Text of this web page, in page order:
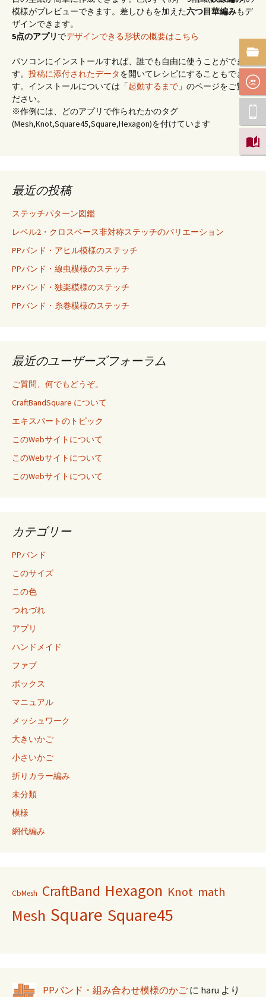
模様がプレビューできます。差しひもを加えた六つ目華編みもデ
ザインできます。
5点のアプリ でデザインできる形状の概要はこちら
パソコンにインストールすれば、誰でも自由に使うことができま
す。 投稿に添付されたデータを開いてレシピにすることもできま
す。インストールについては「起動するまで 」のページをご覧く
ださい。
※作例には、どのアプリで作られたかのタグ
(Mesh,Knot,Square45,Square,Hexagon)を付けています
最近の投稿
ステッチパターン図鑑
レベル2・クロスベース非対称ステッチのバリエーション
PPバンド・アヒル模様のステッチ
PPバンド・線虫模様のステッチ
PPバンド・独楽模様のステッチ
PPバンド・糸巻模様のステッチ
最近のユーザーズフォーラム
ご質問、何でもどうぞ。
CraftBandSquare について
エキスパートのトピック
このWebサイトについて
このWebサイトについて
このWebサイトについて
カテゴリー
PPバンド
このサイズ
この色
つれづれ
アプリ
ハンドメイド
ファブ
ボックス
マニュアル
メッシュワーク
大きいかご
小さいかご
折りカラー編み
未分類
模様
網代編み
CbMesh CraftBand Hexagon Knot math
Mesh Square Square45
PPバンド・組み合わせ模様のかご に haru より